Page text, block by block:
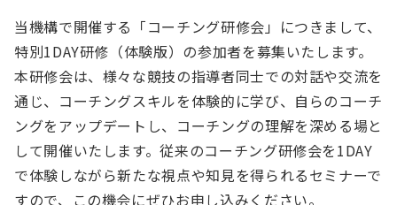
当機構で開催する「コーチング研修会」につきまして、
特別1DAY研修（体験版）の参加者を募集いたします。
本研修会は、様々な競技の指導者同士での対話や交流を
通じ、コーチングスキルを体験的に学び、自らのコーチ
ングをアップデートし、コーチングの理解を深める場と
して開催いたします。従来のコーチング研修会を1DAY
で体験しながら新たな視点や知見を得られるセミナーで
すので、この機会にぜひお申し込みください。